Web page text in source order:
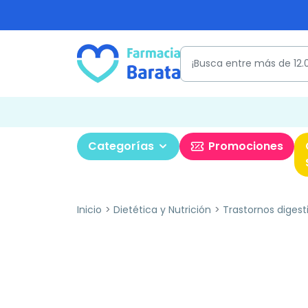
Categorías Promociones
Inicio Dietética y Nutrición Trastornos